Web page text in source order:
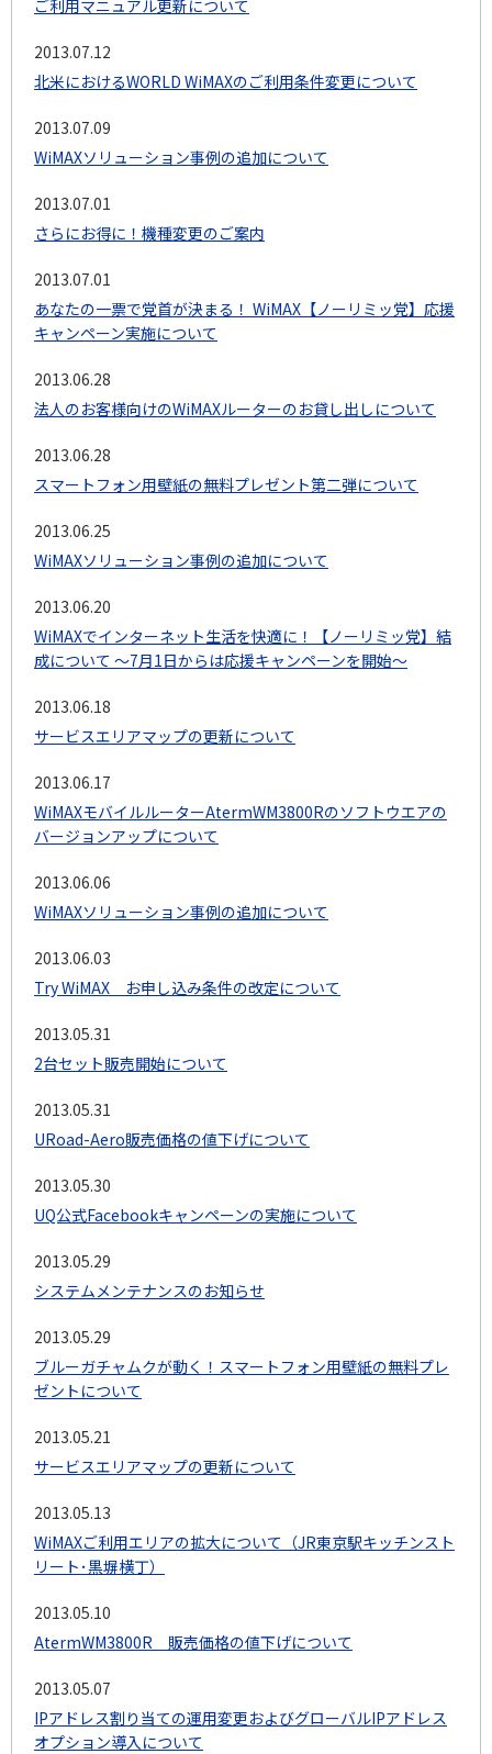
ご利用マニュアル更新について
2013.07.12
北米におけるWORLD WiMAXのご利用条件変更について
2013.07.09
WiMAXソリューション事例の追加について
2013.07.01
さらにお得に！機種変更のご案内
2013.07.01
あなたの一票で党首が決まる！ WiMAX【ノーリミッ党】応援
キャンペーン実施について
2013.06.28
法人のお客様向けのWiMAXルーターのお貸し出しについて
2013.06.28
スマートフォン用壁紙の無料プレゼント第二弾について
2013.06.25
WiMAXソリューション事例の追加について
2013.06.20
WiMAXでインターネット生活を快適に！【ノーリミッ党】結
成について ～7月1日からは応援キャンペーンを開始～
2013.06.18
サービスエリアマップの更新について
2013.06.17
WiMAXモバイルルーターAtermWM3800Rのソフトウエアの
バージョンアップについて
2013.06.06
WiMAXソリューション事例の追加について
2013.06.03
Try WiMAX お申し込み条件の改定について
2013.05.31
2台セット販売開始について
2013.05.31
URoad-Aero販売価格の値下げについて
2013.05.30
UQ公式Facebookキャンペーンの実施について
2013.05.29
システムメンテナンスのお知らせ
2013.05.29
ブルーガチャムクが動く！スマートフォン用壁紙の無料プレ
ゼントについて
2013.05.21
サービスエリアマップの更新について
2013.05.13
WiMAXご利用エリアの拡大について（JR東京駅キッチンスト
リート･黒塀横丁）
2013.05.10
AtermWM3800R 販売価格の値下げについて
2013.05.07
IPアドレス割り当ての運用変更およびグローバルIPアドレス
オプション導入について